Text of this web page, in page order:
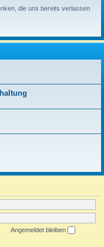
die uns bereits verlassen
Angemeldet bleiben